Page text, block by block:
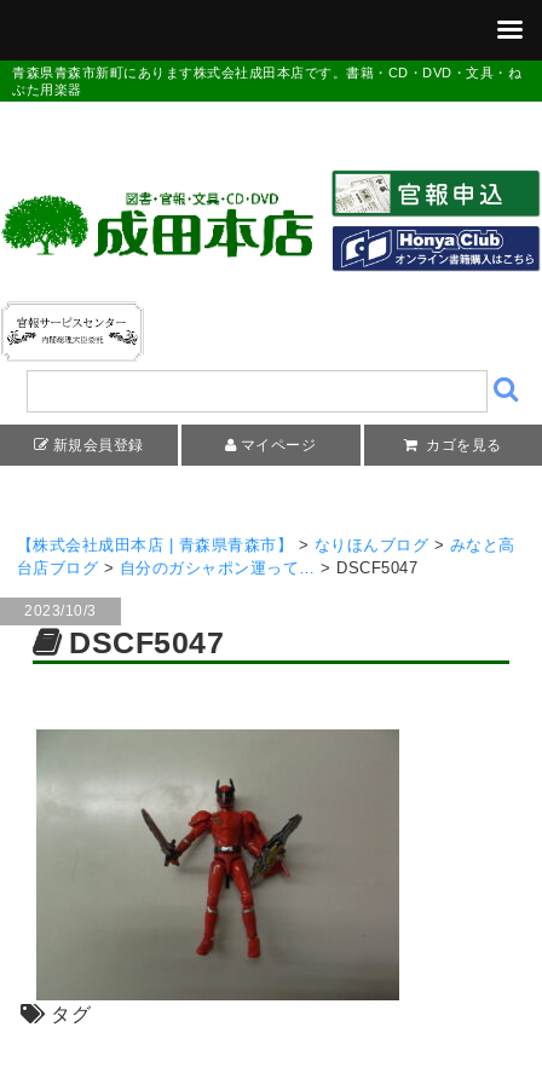
青森県青森市新町にあります株式会社成田本店です。書籍・CD・DVD・文具・ね
ぶた用楽器
新規会員登録 マイページ カゴを見る
【株式会社成田本店 | 青森県青森市】 > なりほんブログ > みなと高
台店ブログ > 自分のガシャポン運って… > DSCF5047
2023/10/3
DSCF5047
タグ